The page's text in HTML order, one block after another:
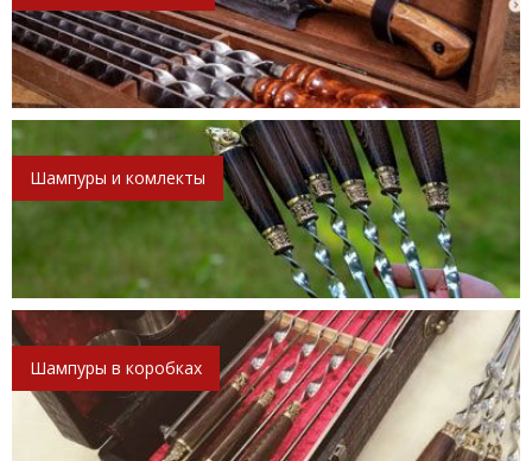
Шампуры и комлекты
Шампуры в коробках